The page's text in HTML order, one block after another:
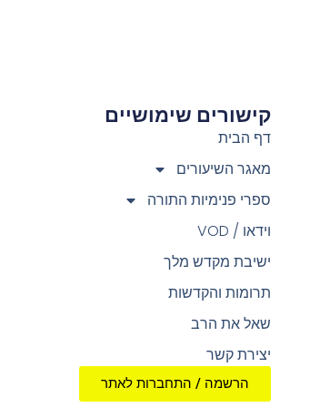
קישורים שימושיים
דף הבית
מאגר השיעורים
ספרי פנימיות התורה
וידאו / VOD
ישיבת מקדש מלך
תרומות והקדשות
שאל את הרב
יצירת קשר
הרשמה / התחברות לאתר